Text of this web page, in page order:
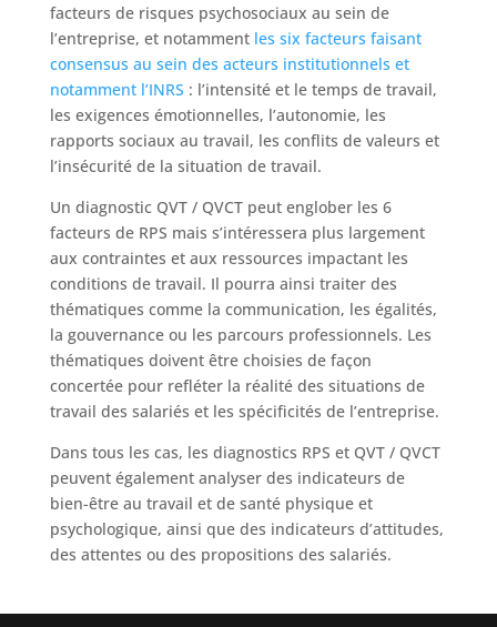
facteurs de risques psychosociaux au sein de
l’entreprise, et notamment les six facteurs faisant
consensus au sein des acteurs institutionnels et
notamment l’INRS : l’intensité et le temps de travail,
les exigences émotionnelles, l’autonomie, les
rapports sociaux au travail, les conflits de valeurs et
l’insécurité de la situation de travail.
Un diagnostic QVT / QVCT peut englober les 6
facteurs de RPS mais s’intéressera plus largement
aux contraintes et aux ressources impactant les
conditions de travail. Il pourra ainsi traiter des
thématiques comme la communication, les égalités,
la gouvernance ou les parcours professionnels. Les
thématiques doivent être choisies de façon
concertée pour refléter la réalité des situations de
travail des salariés et les spécificités de l’entreprise.
Dans tous les cas, les diagnostics RPS et QVT / QVCT
peuvent également analyser des indicateurs de
bien-être au travail et de santé physique et
psychologique, ainsi que des indicateurs d’attitudes,
des attentes ou des propositions des salariés.